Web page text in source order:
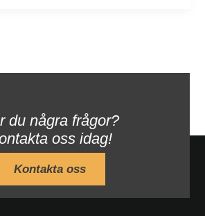
du några frågor?
oss idag!
Kontakta oss